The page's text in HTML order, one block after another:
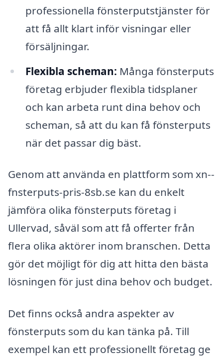
professionella fönsterputstjänster för
att få allt klart inför visningar eller
försäljningar.
Flexibla scheman: Många fönsterputs
företag erbjuder flexibla tidsplaner
och kan arbeta runt dina behov och
scheman, så att du kan få fönsterputs
när det passar dig bäst.
Genom att använda en plattform som xn--
fnsterputs-pris-8sb.se kan du enkelt
jämföra olika fönsterputs företag i
Ullervad, såväl som att få offerter från
flera olika aktörer inom branschen. Detta
gör det möjligt för dig att hitta den bästa
lösningen för just dina behov och budget.
Det finns också andra aspekter av
fönsterputs som du kan tänka på. Till
exempel kan ett professionellt företag ge